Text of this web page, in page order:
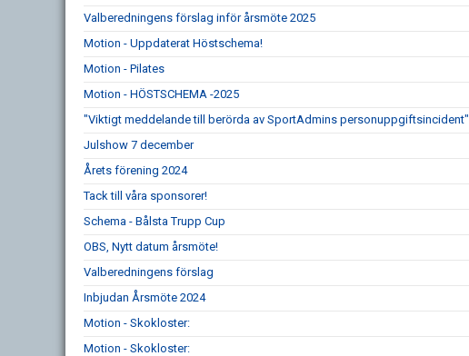
Valberedningens förslag inför årsmöte 2025
Motion - Uppdaterat Höstschema!
Motion - Pilates
Motion - HÖSTSCHEMA -2025
"Viktigt meddelande till berörda av SportAdmins personuppgiftsincident"
Julshow 7 december
Årets förening 2024
Tack till våra sponsorer!
Schema - Bålsta Trupp Cup
OBS, Nytt datum årsmöte!
Valberedningens förslag
Inbjudan Årsmöte 2024
Motion - Skokloster:
Motion - Skokloster: